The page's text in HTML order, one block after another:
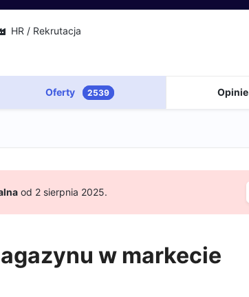
HR / Rekrutacja
Oferty 2539 Opinie
od 2 sierpnia 2025.
w markecie